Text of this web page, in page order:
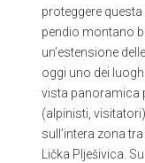
proteggere
pendio montano
un’estensione
oggi uno dei
vista panoramica
(alpinisti,
sull’intera zona
Lička Plješivica.